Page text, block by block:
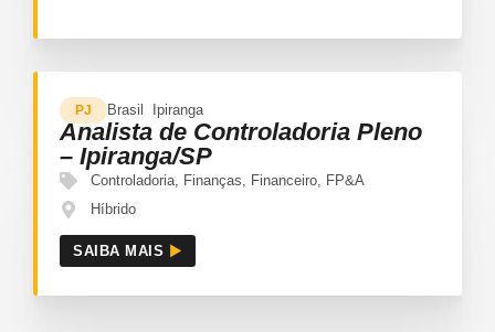
Brasil Ipiranga
PJ
Analista de Controladoria Pleno
– Ipiranga/SP
Controladoria Finanças Financeiro
FP&A
Híbrido
SAIBA MAIS